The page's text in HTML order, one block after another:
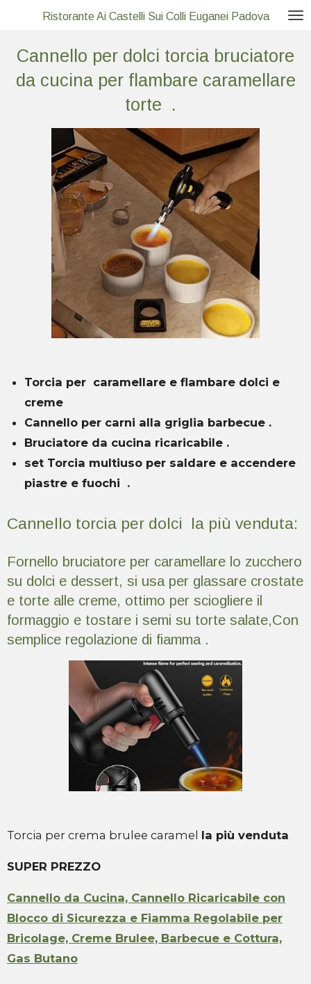
contenuto
principale
Ristorante Ai Castelli Sui Colli Euganei Padova
Cannello per dolci torcia bruciatore
da cucina per flambare caramellare
torte .
Torcia per caramellare e flambare dolci e
creme
Cannello per carni alla griglia barbecue .
Bruciatore da cucina ricaricabile .
set Torcia multiuso per saldare e accendere
piastre e fuochi .
Cannello torcia per dolci la più venduta:
Fornello bruciatore per caramellare lo zucchero
su dolci e dessert, si usa per glassare crostate
e torte alle creme, ottimo per sciogliere il
formaggio e tostare i semi su torte salate,Con
semplice regolazione di fiamma .
Torcia per crema brulee caramel la più venduta
SUPER PREZZO
Cannello da Cucina, Cannello Ricaricabile con
Blocco di Sicurezza e Fiamma Regolabile per
Bricolage, Creme Brulee, Barbecue e Cottura,
Gas Butano